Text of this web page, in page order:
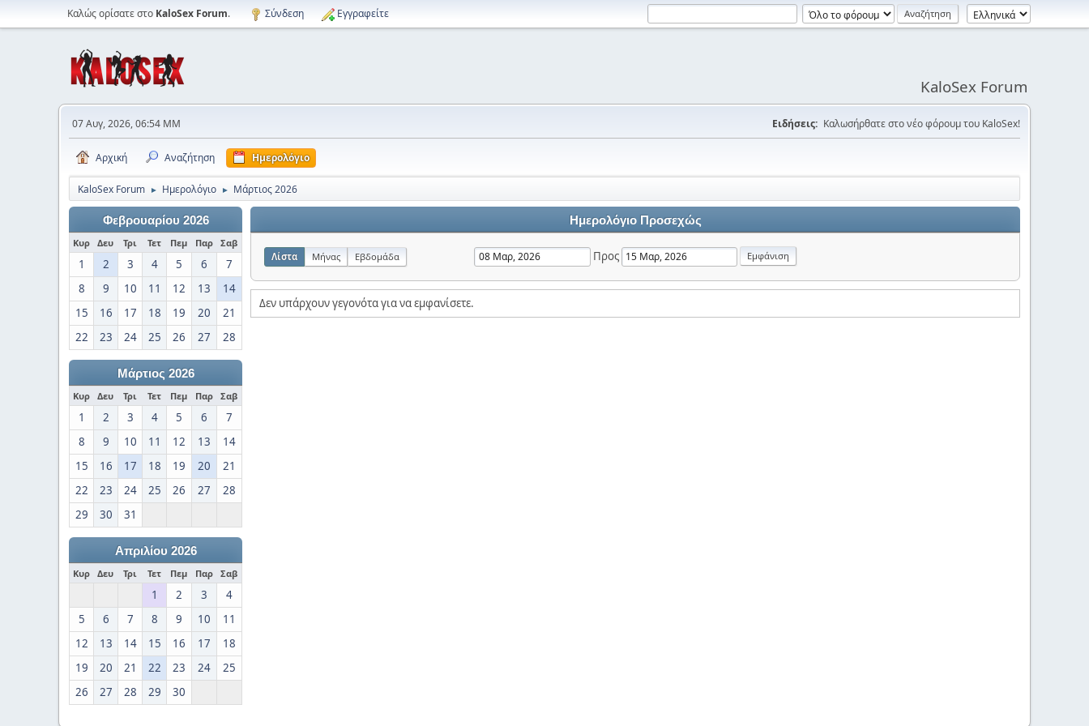
Καλώς ορίσατε στο KaloSex Forum. Σύνδεση Εγγραφείτε
KaloSex Forum
07 Αυγ, 2026, 06:54 ΜΜ Ειδήσεις: Καλωσήρθατε στο νέο φόρουμ του KaloSex!
Αρχική Αναζήτηση Ημερολόγιο
KaloSex Forum ► Ημερολόγιο ► Μάρτιος 2026
Φεβρουαρίου 2026
Κυρ Δευ Τρι Τετ Πεμ Παρ Σαβ
1 2 3 4 5 6
7
8
9 10 11 12 13
14
15
16 17 18 19 20
21
22
23 24 25 26 27 28
Μάρτιος 2026
Κυρ Δευ Τρι Τετ Πεμ Παρ Σαβ
1 2 3 4 5 6
7
8
9 10 11 12 13
14
15
16 17 18 19 20
21
22
23 24 25 26 27
28
29
30 31
Απριλίου 2026
Κυρ Δευ Τρι Τετ Πεμ Παρ Σαβ
1 2 3
4
5
6 7 8 9 10
11
12
13 14 15 16 17
18
19
20 21 22 23 24
25
26
27 28 29 30
Ημερολόγιο Προσεχώς
Λίστα Μήνας Εβδομάδα Προς
Δεν υπάρχουν γεγονότα για να εμφανίσετε.